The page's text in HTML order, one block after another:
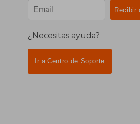
¿Necesitas ayuda?
Ir a Centro de Soporte